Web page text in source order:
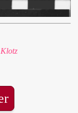
Klotz